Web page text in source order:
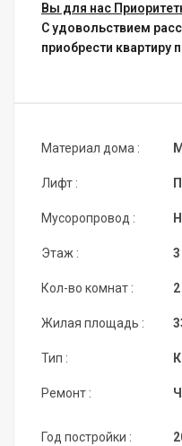
Вы для нас
С удовольствием
приобрести квартиру
Материал дома :
Лифт :
Мусоропровод :
Этаж :
Кол-во комнат :
Жилая площадь :
Тип :
Ремонт :
3
2
Год постройки :